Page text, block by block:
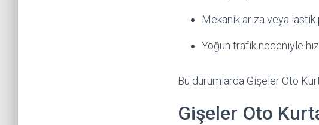
Mekanik arıza veya lastik
Yoğun trafik nedeniyle
Bu durumlarda Gişeler Oto
Gişeler Oto